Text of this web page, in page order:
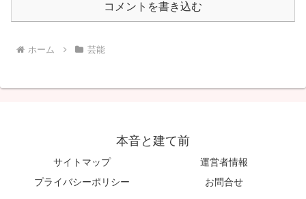
コメントを書き込む
ホーム 芸能
本音と建て前
サイトマップ
運営者情報
プライバシーポリシー
お問合せ